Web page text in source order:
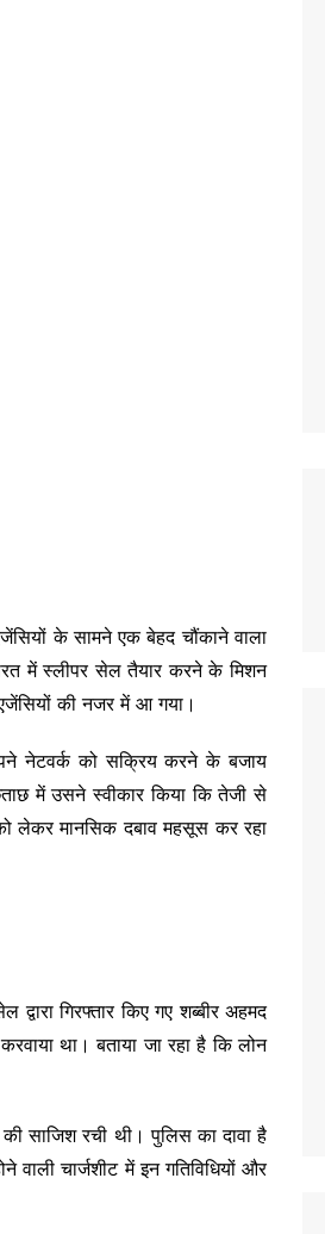
के सामने एक बेहद चौंकाने वाला
में स्लीपर सेल तैयार करने के मिशन
की नजर में आ गया।
नेटवर्क को सक्रिय करने के बजाय
में उसने स्वीकार किया कि तेजी से
लेकर मानसिक दबाव महसूस कर रहा
गिरफ्तार किए गए शब्बीर अहमद
था। बताया जा रहा है कि लोन
साजिश रची थी। पुलिस का दावा है
चार्जशीट में इन गतिविधियों और